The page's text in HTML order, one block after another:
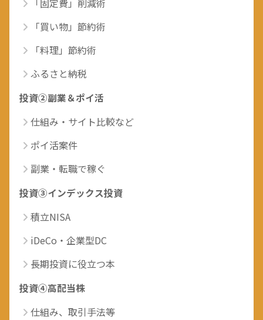
「固定費」削減術
「買い物」節約術
「料理」節約術
ふるさと納税
投資②副業＆ポイ活
仕組み・サイト比較など
ポイ活案件
副業・転職で稼ぐ
投資③インデックス投資
積立NISA
iDeCo・企業型DC
長期投資に役立つ本
投資④高配当株
仕組み、取引手法等